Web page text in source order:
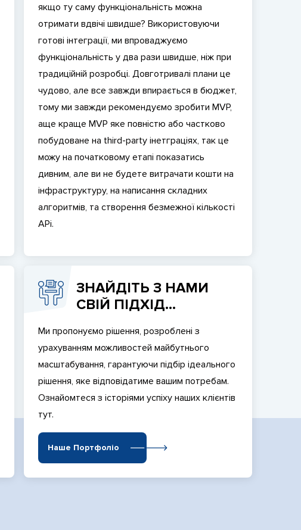
якщо ту саму функціональність можна
отримати вдвічі швидше? Використовуючи
готові інтеграції, ми впроваджуємо
функціональність у два рази швидше, ніж при
традиційній розробці. Довготривалі плани це
чудово, але все завжди впирається в бюджет,
тому ми завжди рекомендуємо зробити MVP,
аще краще MVP яке повністю або частково
побудоване на third-party інетграціях, так це
можу на початковому етапі показатись
дивним, але ви не будете витрачати кошти на
інфраструктуру, на написання складних
алгоритмів, та створення безмежної кількості
APi.
ЗНАЙДІТЬ З НАМИ
СВІЙ ПІДХІД...
Ми пропонуємо рішення, розроблені з
урахуванням можливостей майбутнього
масштабування, гарантуючи підбір ідеального
рішення, яке відповідатиме вашим потребам.
Ознайомтеся з історіями успіху наших клієнтів
тут.
Наше Портфоліо